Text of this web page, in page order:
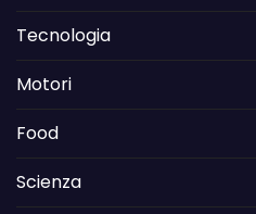
Tecnologia
Motori
Food
Scienza